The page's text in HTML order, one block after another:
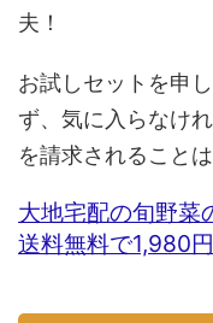
夫！
お試しセットを申
ず、気に入らなけ
を請求されること
大地宅配の旬野菜
送料無料で1,980